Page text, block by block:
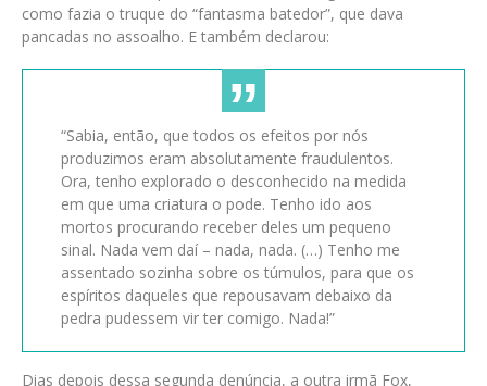
como fazia o truque do “fantasma batedor”, que dava
pancadas no assoalho. E também declarou:
“Sabia, então, que todos os efeitos por nós
produzimos eram absolutamente fraudulentos.
Ora, tenho explorado o desconhecido na medida
em que uma criatura o pode. Tenho ido aos
mortos procurando receber deles um pequeno
sinal. Nada vem daí – nada, nada. (…) Tenho me
assentado sozinha sobre os túmulos, para que os
espíritos daqueles que repousavam debaixo da
pedra pudessem vir ter comigo. Nada!”
Dias depois dessa segunda denúncia, a outra irmã Fox,